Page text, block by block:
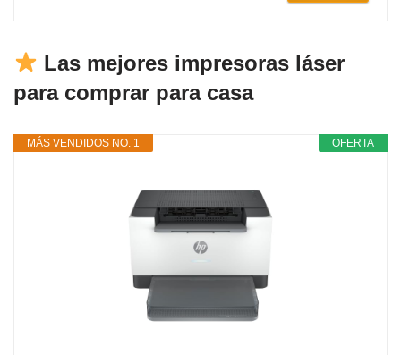
Las mejores impresoras láser
para comprar para casa
OFERTA
MÁS VENDIDOS NO. 1